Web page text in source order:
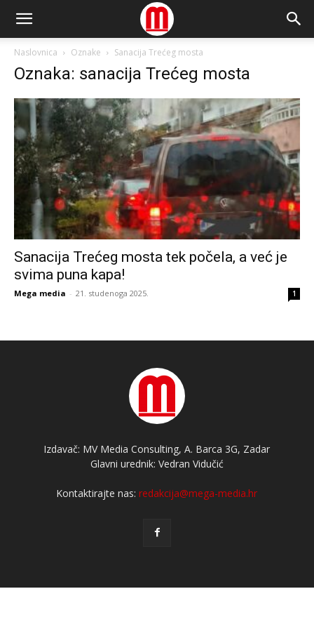
Naslovnica Oznake Sanacija Trećeg mosta
Oznaka: sanacija Trećeg mosta
Sanacija Trećeg mosta tek počela, a već je
svima puna kapa!
Mega media - 21. studenoga 2025. 1
Izdavač: MV Media Consulting, A. Barca 3G, Zadar
Glavni urednik: Vedran Vidučić
Kontaktirajte nas:redakcija@mega-media.hr